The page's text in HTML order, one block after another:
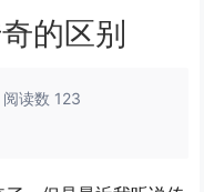
的区别
阅读数 123